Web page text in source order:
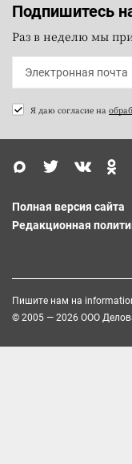
Подпишитесь
Раз в неделю мы
Я даю согласие на
Полная версия сайта
Редакционная
Пишите нам на
© 2005 — 2026 ООО